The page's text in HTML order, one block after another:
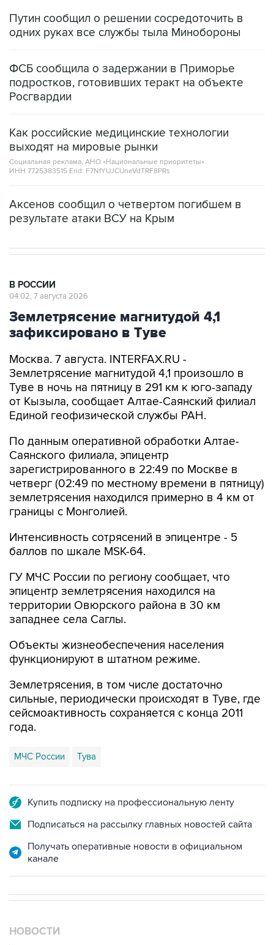
Путин сообщил о решении сосредоточить в
одних руках все службы тыла Минобороны
ФСБ сообщила о задержании в Приморье
подростков, готовивших теракт на объекте
Росгвардии
Как российские медицинские технологии
выходят на мировые рынки
Социальная реклама, АНО «Национальные приоритеты».
ИНН 7725383515 Erid: F7NfYUJCUneVdTRF8PRs
Аксенов сообщил о четвертом погибшем в
результате атаки ВСУ на Крым
В РОССИИ
04:02, 7 августа 2026
Землетрясение магнитудой 4,1
зафиксировано в Туве
Москва. 7 августа. INTERFAX.RU -
Землетрясение магнитудой 4,1 произошло в
Туве в ночь на пятницу в 291 км к юго-западу
от Кызыла, сообщает Алтае-Саянский филиал
Единой геофизической службы РАН.
По данным оперативной обработки Алтае-
Саянского филиала, эпицентр
зарегистрированного в 22:49 по Москве в
четверг (02:49 по местному времени в пятницу)
землетрясения находился примерно в 4 км от
границы с Монголией.
Интенсивность сотрясений в эпицентре - 5
баллов по шкале MSK-64.
ГУ МЧС России по региону сообщает, что
эпицентр землетрясения находился на
территории Овюрского района в 30 км
западнее села Саглы.
Объекты жизнеобеспечения населения
функционируют в штатном режиме.
Землетрясения, в том числе достаточно
сильные, периодически происходят в Туве, где
сейсмоактивность сохраняется с конца 2011
года.
МЧС России Тува
Купить подписку на профессиональную ленту
Подписаться на рассылку главных новостей сайта
Получать оперативные новости в официальном
канале
НОВОСТИ